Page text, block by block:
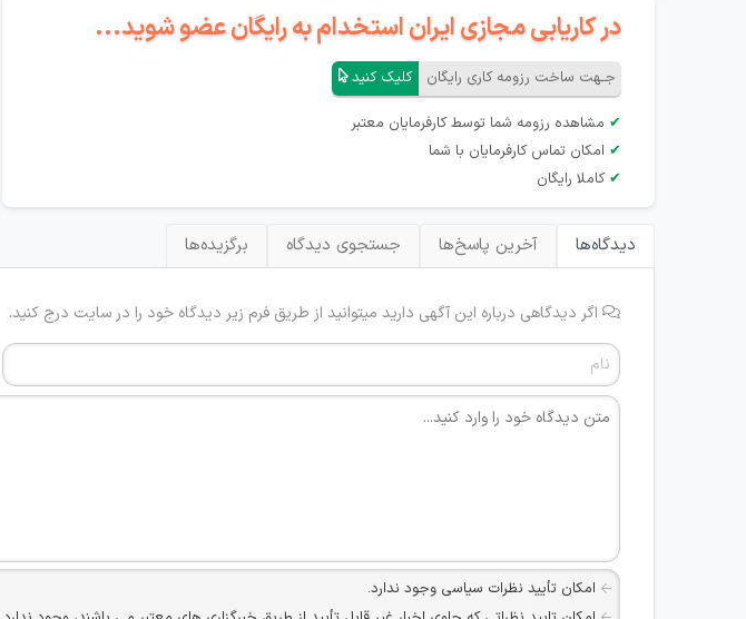
در کاریابی مجازی ایران استخدام به رایگان عضو شوید...
جـهت ساخت رزومه کاری رایگان کلیک کنید
✔ مشاهده رزومه شما توسط کارفرمایان معتبر
✔ امکان تماس کارفرمایان با شما
✔ کاملا رایگان
دیدگاه‌ها آخرین پاسخ‌ها جستجوی دیدگاه برگزیده‌ها
اگر دیدگاهی درباره این آگهی دارید میتوانید از طریق فرم زیر دیدگاه خود را در سایت درج کنید.
امکان تأیید نظرات سیاسی وجود ندارد.